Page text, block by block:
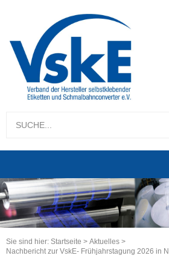
Sie sind hier: Startseite > Aktuelles >
Nachbericht zur VskE- Frühjahrstagung 2026 in